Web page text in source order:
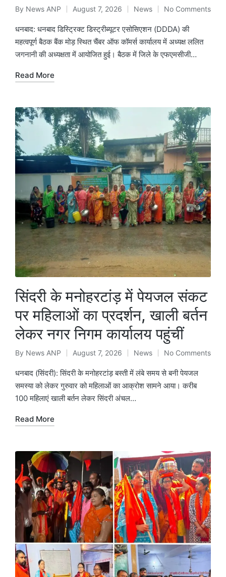
Posted
by
By News ANP August 7, 2026
Posted
in
News No Comments
धनबाद: धनबाद डिस्ट्रिक्ट डिस्ट्रीब्यूटर एसोसिएशन (DDDA) की
महत्वपूर्ण बैठक बैंक मोड़ स्थित चैंबर ऑफ कॉमर्स कार्यालय में अध्यक्ष ललित
जगनानी की अध्यक्षता में आयोजित हुई। बैठक में जिले के एफएमसीजी…
Read More
सिंदरी के मनोहरटांड़ में पेयजल संकट
पर महिलाओं का प्रदर्शन, खाली बर्तन
लेकर नगर निगम कार्यालय पहुंचीं
Posted
by
By News ANP August 7, 2026
Posted
in
News No Comments
धनबाद (सिंदरी): सिंदरी के मनोहरटांड़ बस्ती में लंबे समय से बनी पेयजल
समस्या को लेकर गुरुवार को महिलाओं का आक्रोश सामने आया। करीब
100 महिलाएं खाली बर्तन लेकर सिंदरी अंचल…
Read More